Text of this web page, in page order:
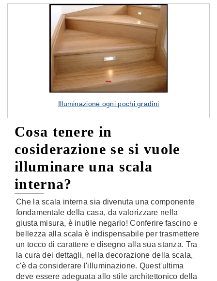
Illuminazione ogni pochi gradini
Cosa tenere in
cosiderazione se si vuole
illuminare una scala
interna?
Che la scala interna sia divenuta una componente
fondamentale della casa, da valorizzare nella
giusta misura, è inutile negarlo! Conferire fascino e
bellezza alla scala è indispensabile per trasmettere
un tocco di carattere e disegno alla sua stanza. Tra
la cura dei dettagli, nella decorazione della scala,
c'è da considerare l'illuminazione. Quest'ultima
deve essere adeguata allo stile architettonico della